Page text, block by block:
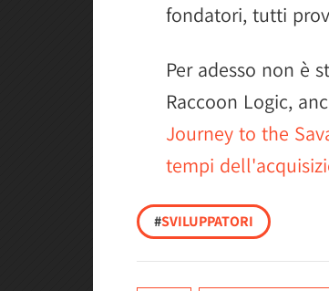
fondatori, tutti
Per adesso non è
Raccoon Logic,
Journey to the
tempi
#SVILUPPATORI